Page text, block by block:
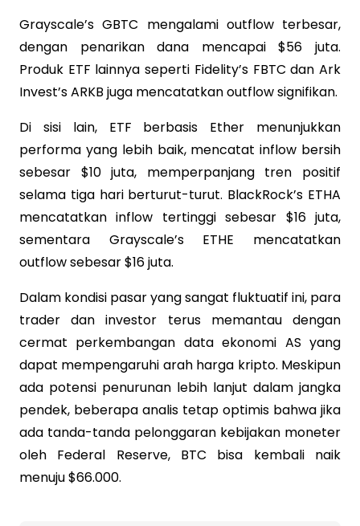
Grayscale’s GBTC mengalami outflow terbesar,
dengan penarikan dana mencapai $56 juta.
Produk ETF lainnya seperti Fidelity’s FBTC dan Ark
Invest’s ARKB juga mencatatkan outflow signifikan.
Di sisi lain, ETF berbasis Ether menunjukkan
performa yang lebih baik, mencatat inflow bersih
sebesar $10 juta, memperpanjang tren positif
selama tiga hari berturut-turut. BlackRock’s ETHA
mencatatkan inflow tertinggi sebesar $16 juta,
sementara Grayscale’s ETHE mencatatkan
outflow sebesar $16 juta.
Dalam kondisi pasar yang sangat fluktuatif ini, para
trader dan investor terus memantau dengan
cermat perkembangan data ekonomi AS yang
dapat mempengaruhi arah harga kripto. Meskipun
ada potensi penurunan lebih lanjut dalam jangka
pendek, beberapa analis tetap optimis bahwa jika
ada tanda-tanda pelonggaran kebijakan moneter
oleh Federal Reserve, BTC bisa kembali naik
menuju $66.000.